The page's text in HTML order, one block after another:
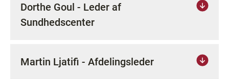
Dorthe Goul - Leder af
Sundhedscenter
Martin Ljatifi - Afdelingsleder